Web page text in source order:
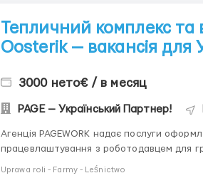
Тепличний комплекс та
Oosterik — вакансія для
3000 нето€ / в месяц
PAGE — Український Партнер!
Агенція PAGEWORK надає послуги
працевлаштування з роботодавцем для громадянинів
Uprawa roli - Farmy - Leśnictwo